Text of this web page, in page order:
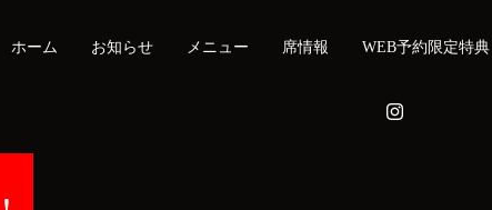
ホーム お知らせ メニュー 席情報 WEB予約限定特典